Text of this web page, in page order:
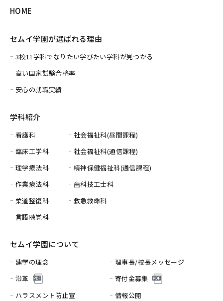
HOME
セムイ学園が選ばれる理由
3校11学科でなりたい学びたい学科が見つかる
高い国家試験合格率
安心の就職実績
学科紹介
看護科
臨床工学科
理学療法科
作業療法科
柔道整復科
言語聴覚科
社会福祉科(昼間課程)
社会福祉科(通信課程)
精神保健福祉科(通信課程)
歯科技工士科
救急救命科
セムイ学園について
建学の理念
理事長/校長メッセージ
沿革
寄付金募集
ハラスメント防止宣
情報公開